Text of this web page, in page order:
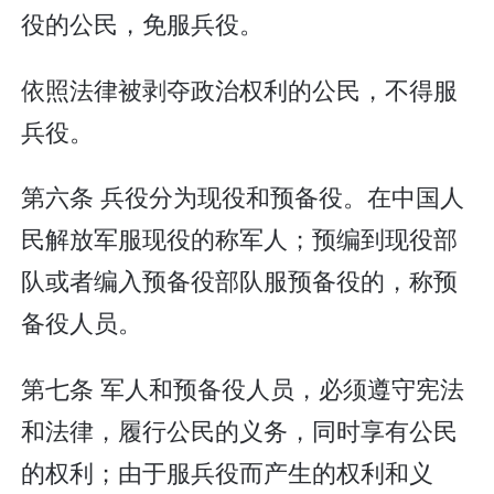
役的公民，免服兵役。
依照法律被剥夺政治权利的公民，不得服
兵役。
第六条 兵役分为现役和预备役。在中国人
民解放军服现役的称军人；预编到现役部
队或者编入预备役部队服预备役的，称预
备役人员。
第七条 军人和预备役人员，必须遵守宪法
和法律，履行公民的义务，同时享有公民
的权利；由于服兵役而产生的权利和义